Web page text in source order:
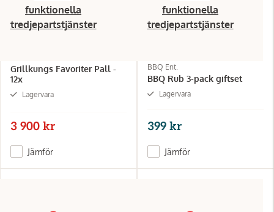
funktionella
tredjepartstjänster
Grillkungs Favoriter Pall -
12x
Lagervara
3 900 kr
Jämför
funktionella
tredjepartstjänster
BBQ Ent.
BBQ Rub 3-pack giftset
Lagervara
399 kr
Jämför